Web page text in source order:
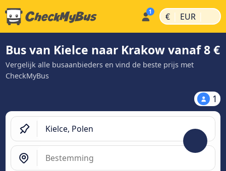
€ | EUR |
Bus van Kielce naar Krakow vanaf 8 €
Vergelijk alle busaanbieders en vind de beste prijs met
CheckMyBus
1